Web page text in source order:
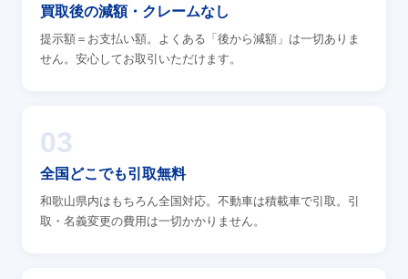
買取後の減額・クレームなし
提示額＝お支払い額。よくある「後から減額」は一切ありま
せん。安心してお取引いただけます。
03
全国どこでも引取無料
和歌山県内はもちろん全国対応。不動車は積載車で引取。引
取・名義変更の費用は一切かかりません。